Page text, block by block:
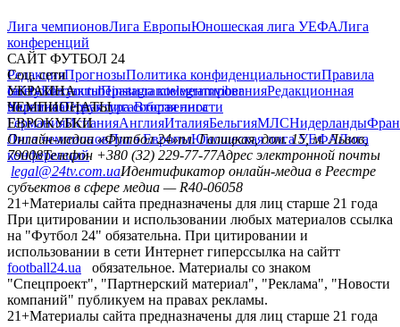
Лига чемпионовЛига ЕвропыЮношеская лига УЕФАЛига
конференций
САЙТ ФУТБОЛ 24
РедакцияПрогнозыПолитика конфиденциальностиПравила
сайтуКонтактыПравила комментированияРедакционная
политикаСтруктура собственности
Соц. сети
facebookxyoutubeinstagramtelegramviber
УКРАИНА
УкраинаПервая лигаВторая лига
ЧЕМПИОНАТЫ
ГерманияИспанияАнглияИталияБельгияМЛСНидерланды
ЕВРОКУБКИ
Лига чемпионовЛига ЕвропыЮношеская лига УЕФАЛига
конференций
Онлайн-медиа «Футбол 24»пл. Галицкая, дом. 15, м. Львов,
79008Телефон +380 (32) 229-77-77Адрес электронной почты
legal@24tv.com.uaИдентификатор онлайн-медиа в Реестре
субъектов в сфере медиа — R40-06058
21+Материалы сайта предназначены для лиц старше 21 года
При цитировании и использовании любых материалов ссылка
на "Футбол 24" обязательна. При цитировании и
использовании в сети Интернет гиперссылка на сайтт
football24.ua
обязательное. Материалы со знаком
"Спецпроект", "Партнерский материал", "Реклама", "Новости
компаний" публикуем на правах рекламы.
21+Материалы сайта предназначены для лиц старше 21 года